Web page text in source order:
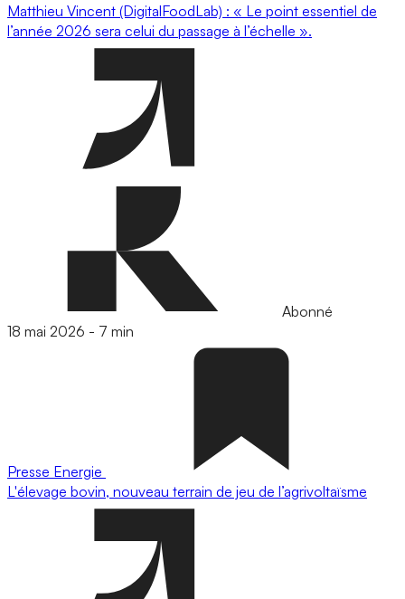
Matthieu Vincent (DigitalFoodLab) : « Le point essentiel de
l’année 2026 sera celui du passage à l’échelle ».
Abonné
18 mai 2026 - 7 min
Presse Energie
L'élevage bovin, nouveau terrain de jeu de l’agrivoltaïsme